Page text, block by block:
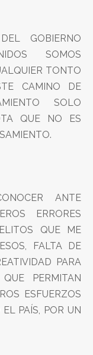
GOBIERNO
SOMOS
TONTO
CAMINO DE
SOLO
QUE NO ES
ANTE
ERRORES
QUE ME
FALTA DE
PARA
PERMITAN
ESFUERZOS
PAÍS, POR UN